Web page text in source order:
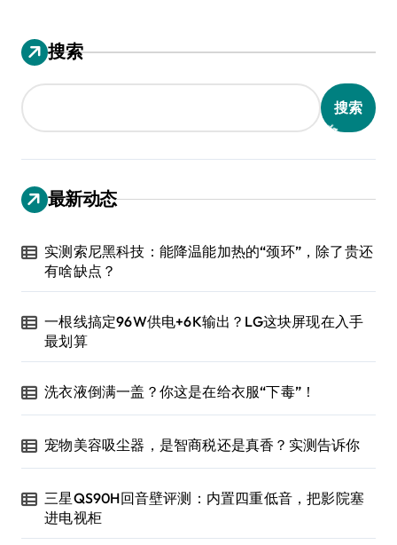
搜索
搜索
最新动态
实测索尼黑科技：能降温能加热的“颈环”，除了贵还
有啥缺点？
一根线搞定96W供电+6K输出？LG这块屏现在入手
最划算
洗衣液倒满一盖？你这是在给衣服“下毒”！
宠物美容吸尘器，是智商税还是真香？实测告诉你
三星QS90H回音壁评测：内置四重低音，把影院塞
进电视柜